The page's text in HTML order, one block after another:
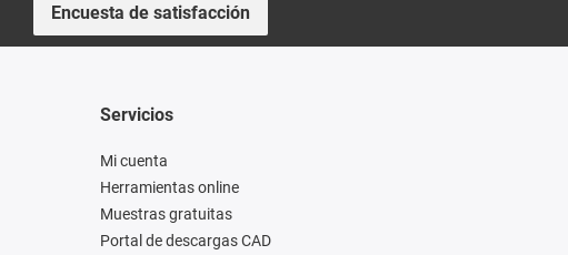
Encuesta de satisfacción
Servicios
Mi cuenta
Herramientas online
Muestras gratuitas
Portal de descargas CAD